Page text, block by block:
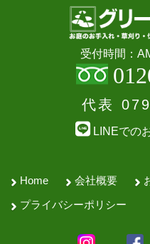
受付時間：
代表
LINEでの
Home 会社概要
プライバシーポリシー